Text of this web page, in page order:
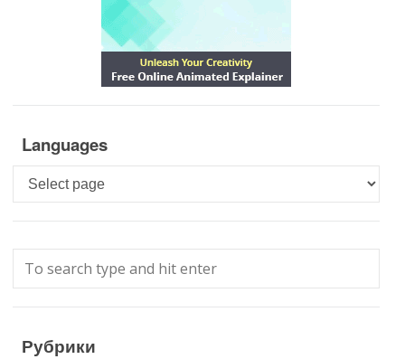
Languages
Languages
Рубрики